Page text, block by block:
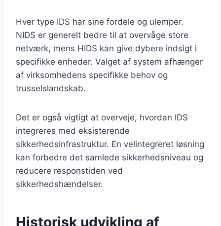
Hver type IDS har sine fordele og ulemper.
NIDS er generelt bedre til at overvåge store
netværk, mens HIDS kan give dybere indsigt i
specifikke enheder. Valget af system afhænger
af virksomhedens specifikke behov og
trusselslandskab.
Det er også vigtigt at overveje, hvordan IDS
integreres med eksisterende
sikkerhedsinfrastruktur. En velintegreret løsning
kan forbedre det samlede sikkerhedsniveau og
reducere responstiden ved
sikkerhedshændelser.
Historisk udvikling af